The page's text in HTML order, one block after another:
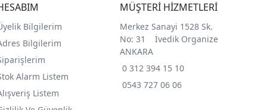
Bilgilerim
Bilgilerim
Alarm Listem
Listem
MÜŞTERİ HİZMETLERİ
Merkez Sanayi 1528 Sk.
No: 31 İvedik Organize
ANKARA
0 312 394 15 10
0543 727 06 06